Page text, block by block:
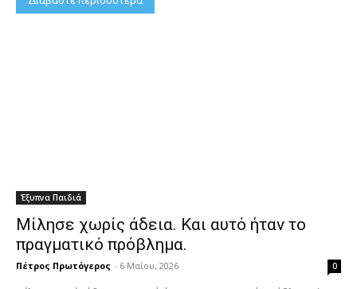
Έξυπνα Παιδιά
Μίλησε χωρίς άδεια. Και αυτό ήταν το
πραγματικό πρόβλημα.
Πέτρος Πρωτόγερος - 6 Μαΐου, 2026 0